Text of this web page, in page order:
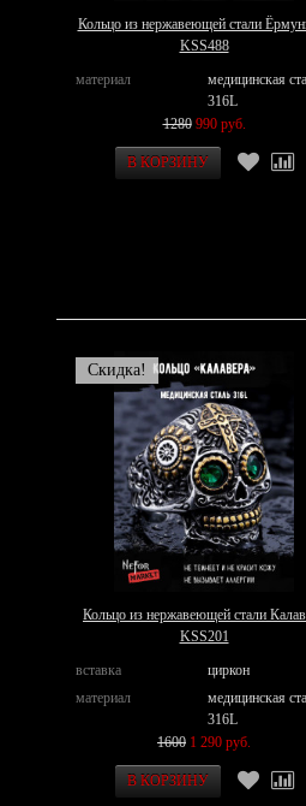
Кольцо из нержавеющей стали
KSS488
материал
медицинская
316L
1280 990 руб.
Скидка!
Кольцо из нержавеющей стали
KSS201
вставка
циркон
материал
медицинская
316L
1600 1 290 руб.